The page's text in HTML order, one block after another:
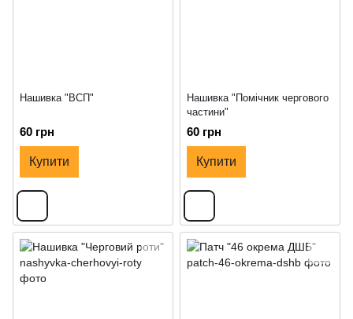
Нашивка "ВСП"
60 грн
Купити
Нашивка "Помічник чергового
частини"
60 грн
Купити